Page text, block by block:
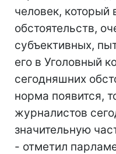
человек, который
обстоятельств,
субъективных,
его в Уголовный
сегодняшних
норма появится,
журналистов
значительную
- отметил